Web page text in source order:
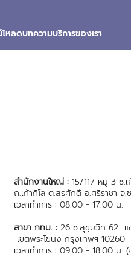
โหลดบทความบริการของเรา
สำนักงานใหญ่ :15/117 หมู่ 3 ซ.เ
ถ.เก้ากิโล ต.สุรศักดิ์ อ.ศรีราชา
เวลาทำการ : 08.00 - 17.00 น.
สาขา กทม. : 26 ซ.สุขุมวิท 62 แ
เขตพระโขนง กรุงเทพฯ 10260
เวลาทำการ : 09.00 - 18.00 น.